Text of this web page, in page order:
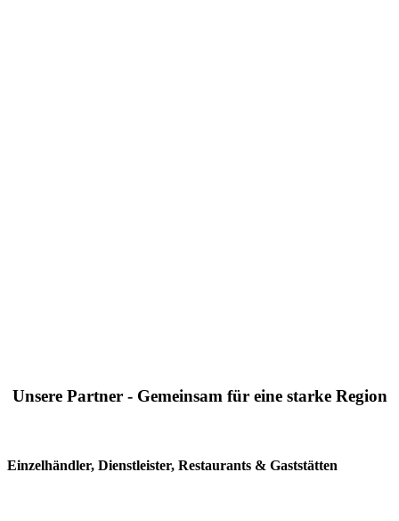
Unsere Partner - Gemeinsam für eine starke Region
Einzelhändler, Dienstleister, Restaurants & Gaststätten